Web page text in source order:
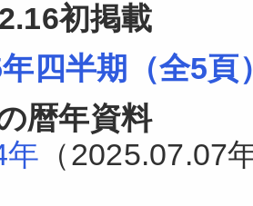
初掲載
四半期（全5頁
暦年資料
年 （2025.07.07